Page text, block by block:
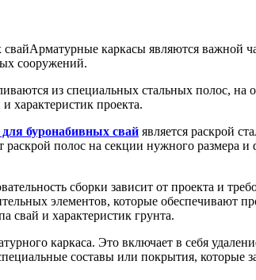
Арматурные каркасы являются важной
сооружений.
из специальных стальных полос,
характеристик проекта.
буронабивных свай является раскрой
полос на секции нужного размера
сборки зависит от проекта и
элементов, которые обеспечивают
свай и характеристик грунта.
каркаса. Это включает в себя
составы или покрытия,